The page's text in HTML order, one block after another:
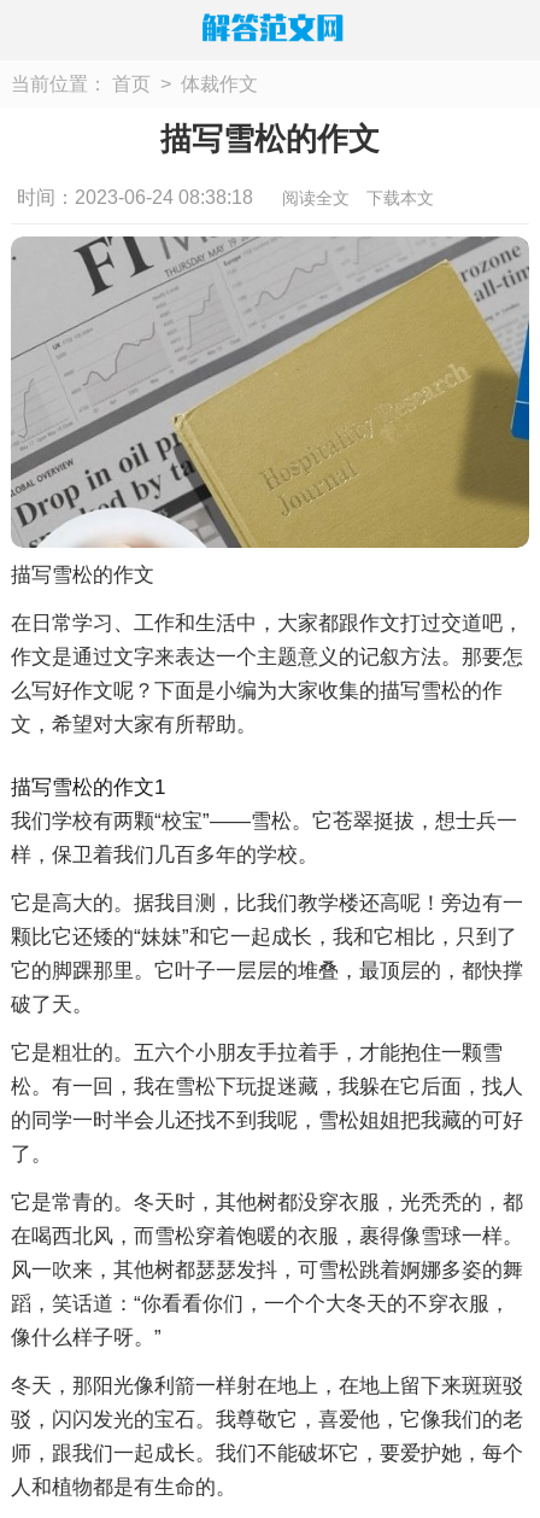
当前位置： 首页 > 体裁作文
描写雪松的作文
时间：2023-06-24 08:38:18 阅读全文 下载本文
描写雪松的作文
在日常学习、工作和生活中，大家都跟作文打过交道吧，
作文是通过文字来表达一个主题意义的记叙方法。那要怎
么写好作文呢？下面是小编为大家收集的描写雪松的作
文，希望对大家有所帮助。
描写雪松的作文1
我们学校有两颗“校宝”——雪松。它苍翠挺拔，想士兵一
样，保卫着我们几百多年的学校。
它是高大的。据我目测，比我们教学楼还高呢！旁边有一
颗比它还矮的“妹妹”和它一起成长，我和它相比，只到了
它的脚踝那里。它叶子一层层的堆叠，最顶层的，都快撑
破了天。
它是粗壮的。五六个小朋友手拉着手，才能抱住一颗雪
松。有一回，我在雪松下玩捉迷藏，我躲在它后面，找人
的同学一时半会儿还找不到我呢，雪松姐姐把我藏的可好
了。
它是常青的。冬天时，其他树都没穿衣服，光秃秃的，都
在喝西北风，而雪松穿着饱暖的衣服，裹得像雪球一样。
风一吹来，其他树都瑟瑟发抖，可雪松跳着婀娜多姿的舞
蹈，笑话道：“你看看你们，一个个大冬天的不穿衣服，
像什么样子呀。”
冬天，那阳光像利箭一样射在地上，在地上留下来斑斑驳
驳，闪闪发光的宝石。我尊敬它，喜爱他，它像我们的老
师，跟我们一起成长。我们不能破坏它，要爱护她，每个
人和植物都是有生命的。